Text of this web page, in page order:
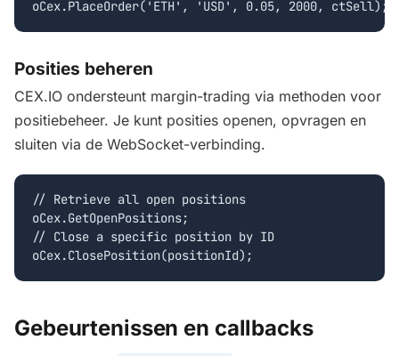
oCex.PlaceOrder('ETH', 'USD', 0.05, 2000, ctSell);
Posities beheren
CEX.IO ondersteunt margin-trading via methoden voor
positiebeheer. Je kunt posities openen, opvragen en
sluiten via de WebSocket-verbinding.
// Retrieve all open positions
oCex.GetOpenPositions;
// Close a specific position by ID
oCex.ClosePosition(positionId);
Gebeurtenissen en callbacks